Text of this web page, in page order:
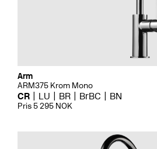
Arm
ARM375 Krom Mono
CR LU BR BrBC BN
Pris 5 295 NOK